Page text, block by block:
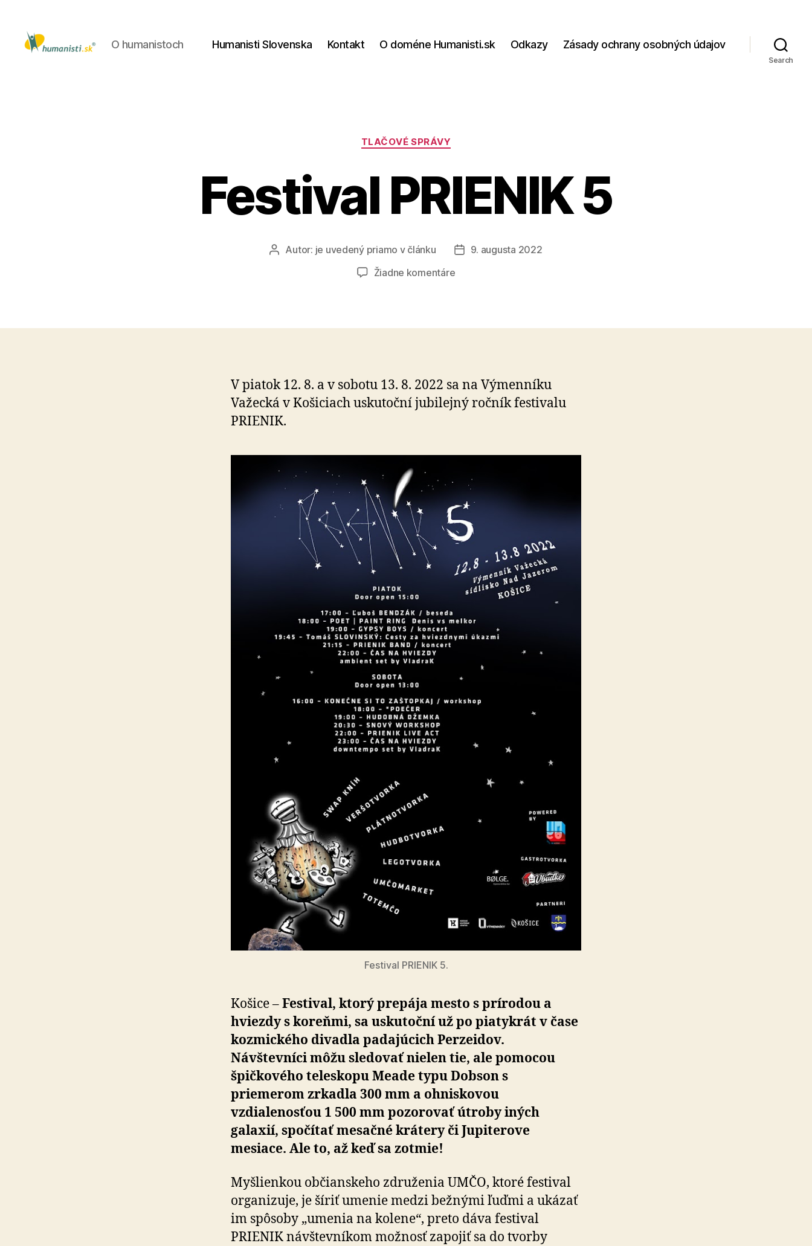
O humanistoch Humanisti Slovenska Kontakt O doméne Humanisti.sk Odkazy Zásady ochrany osobných údajov
Search
Kategórie
TLAČOVÉ SPRÁVY
Festival PRIENIK 5
AutorAutor: je uvedený priamo v článku
Dátum
9. augusta 2022
Žiadne komentárena
V piatok 12. 8. a v sobotu 13. 8. 2022 sa na Výmenníku
Važecká v Košiciach uskutoční jubilejný ročník festivalu
PRIENIK.
Festival PRIENIK 5.
Košice –Festival, ktorý prepája mesto s prírodou a
hviezdy s koreňmi, sa uskutoční už po piatykrát v čase
kozmického divadla padajúcich Perzeidov.
Návštevníci môžu sledovať nielen tie, ale pomocou
špičkového teleskopu Meade typu Dobson s
priemerom zrkadla 300 mm a ohniskovou
vzdialenosťou 1 500 mm pozorovať útroby iných
galaxií, spočítať mesačné krátery či Jupiterove
mesiace. Ale to, až keď sa zotmie!
Myšlienkou občianskeho združenia UMČO, ktoré festival
organizuje, je šíriť umenie medzi bežnými ľuďmi a ukázať
im spôsoby „umenia na kolene“, preto dáva festival
PRIENIK návštevníkom možnosť zapojiť sa do tvorby